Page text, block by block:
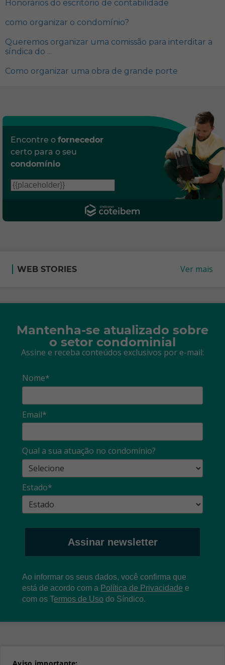
Honorários do escritório de contabilidade
como organizar o condomínio?
Queremos organizar uma comissão para interditar a
síndica do ...
Como organizar uma obra de grande porte
Encontre o fornecedor
certo para o seu
condomínio
WEB STORIES Ver mais
Mantenha-se atualizado sobre
o setor condominial
Assine e receba conteúdos exclusivos por e-mail:
Nome*
Email*
Qual a sua atuação no condomínio?
Estado*
Assinar newsletter
Ao informar os seus dados, você confirma que
está de acordo com a Política de Privacidade e
com os Termos de Uso do Síndico.